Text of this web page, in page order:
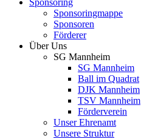
Sponsoring
Sponsoringmappe
Sponsoren
Förderer
Über Uns
SG Mannheim
SG Mannheim
Ball im Quadrat
DJK Mannheim
TSV Mannheim
Förderverein
Unser Ehrenamt
Unsere Struktur